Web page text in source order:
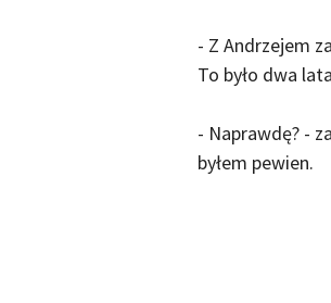
- Z Andrzejem
To było dwa
- Naprawdę? -
byłem pewien.